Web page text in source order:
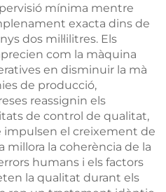
mínima mentre
exacta dins de
dos mil·lilitres. Els
com la màquina
en disminuir la mà
de producció,
reassignin els
de control de qualitat,
el creixement de
millora la coherència de la
humans i els factors
la qualitat durant els